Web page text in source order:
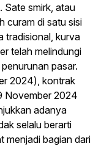
Sate smirk, atau
curam di satu sisi
tradisional, kurva
telah melindungi
pasar.
2024), kontrak
November 2024
adanya
selalu berarti
menjadi bagian dari